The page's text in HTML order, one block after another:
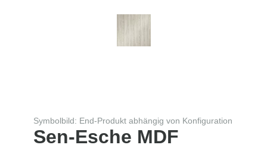
Symbolbild: End-Produkt abhängig von Konfiguration
Sen-Esche MDF